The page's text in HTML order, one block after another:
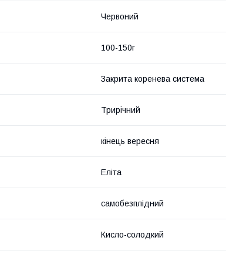
Червоний
100-150г
Закрита коренева система
Трирічний
кінець вересня
Еліта
самобезплідний
Кисло-солодкий